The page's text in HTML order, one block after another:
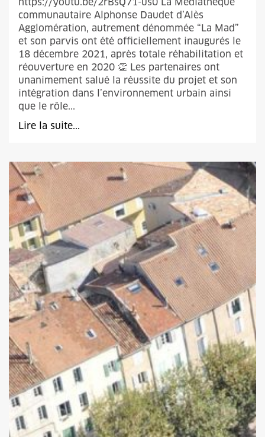
communautaire Alphonse Daudet d’Alès
Agglomération, autrement dénommée “La Mad”
et son parvis ont été officiellement inaugurés le
18 décembre 2021, après totale réhabilitation et
réouverture en 2020 👏 Les partenaires ont
unanimement salué la réussite du projet et son
intégration dans l’environnement urbain ainsi
que le rôle...
Lire la suite...